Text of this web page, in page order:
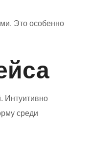
Это особенно
Интуитивно
среди